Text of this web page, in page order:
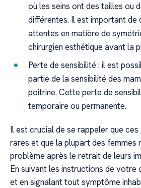
où les seins ont des tailles ou
différentes. Il est important de
attentes en matière de
chirurgien esthétique avant la
Perte de sensibilité : il est
partie de la sensibilité des
poitrine. Cette perte de
temporaire ou permanente.
Il est crucial de se rappeler que
rares et que la plupart des femmes
problème après le retrait de leurs
En suivant les instructions de votre
et en signalant tout symptôme